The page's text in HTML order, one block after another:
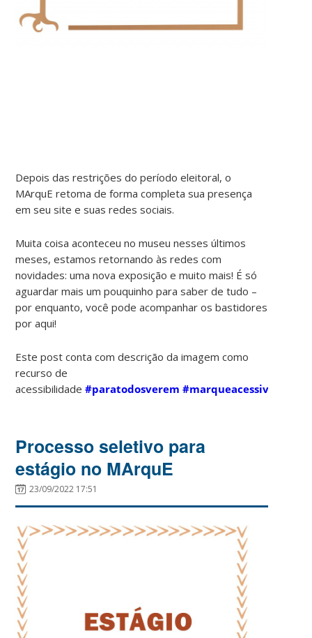
Depois das restrições do período eleitoral, o
MArquE retoma de forma completa sua presença
em seu site e suas redes sociais.
Muita coisa aconteceu no museu nesses últimos
meses, estamos retornando às redes com
novidades: uma nova exposição e muito mais! É só
aguardar mais um pouquinho para saber de tudo –
por enquanto, você pode acompanhar os bastidores
por aqui!
Este post conta com descrição da imagem como
recurso de
acessibilidade#paratodosverem #marqueacessivel
Processo seletivo para
estágio no MArquE
23/09/2022 17:51